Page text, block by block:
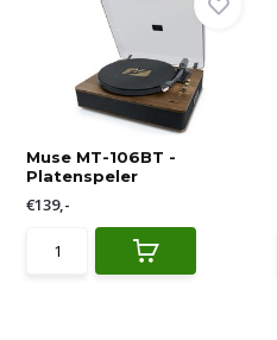
Muse MT-106BT -
Platenspeler
€139,-